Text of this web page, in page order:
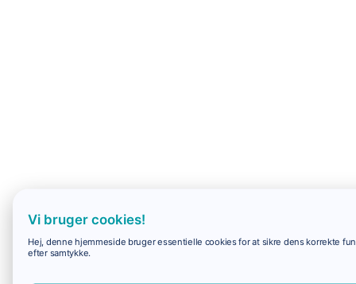
Vi bruger cookies!
Hej, denne hjemmeside bruger essentielle cookies for at sikre dens korrekte
efter samtykke.